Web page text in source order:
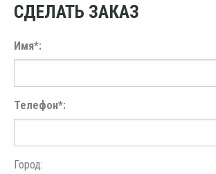
СДЕЛАТЬ ЗАКАЗ
Имя*:
Телефон*:
Город: